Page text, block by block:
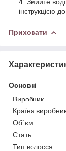
Змийте
інструкцією
Приховати
Основні
Виробник
Країна виробник
Об`єм
Стать
Тип волосся